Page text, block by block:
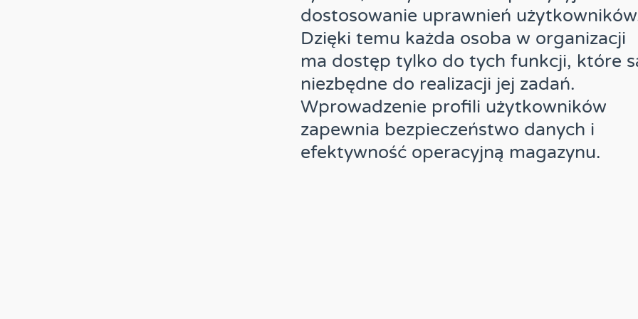
dostosowanie uprawnień
Dzięki temu każda osoba w organizacji
ma dostęp tylko do tych funkcji, które
niezbędne do realizacji jej zadań.
Wprowadzenie profili użytkowników
zapewnia bezpieczeństwo danych i
efektywność operacyjną magazynu.